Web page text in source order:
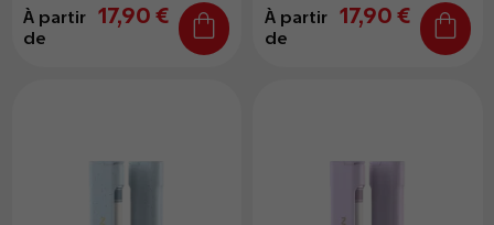
À partir
de
17,90 €
À partir
de
17,90 €